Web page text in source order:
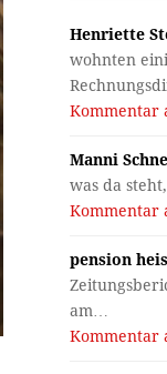
Henriette
wohnten
Kommentar
Manni
was da
Kommentar
pension
am…
Kommentar